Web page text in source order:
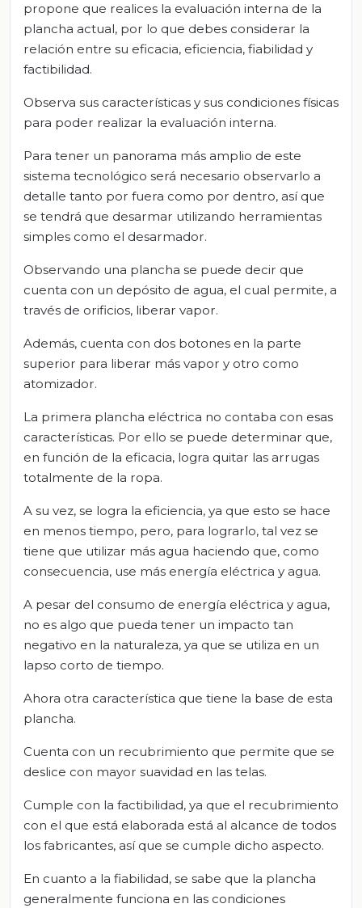
propone que realices la evaluación interna de la
plancha actual, por lo que debes considerar la
relación entre su eficacia, eficiencia, fiabilidad y
factibilidad.
Observa sus características y sus condiciones físicas
para poder realizar la evaluación interna.
Para tener un panorama más amplio de este
sistema tecnológico será necesario observarlo a
detalle tanto por fuera como por dentro, así que
se tendrá que desarmar utilizando herramientas
simples como el desarmador.
Observando una plancha se puede decir que
cuenta con un depósito de agua, el cual permite, a
través de orificios, liberar vapor.
Además, cuenta con dos botones en la parte
superior para liberar más vapor y otro como
atomizador.
La primera plancha eléctrica no contaba con esas
características. Por ello se puede determinar que,
en función de la eficacia, logra quitar las arrugas
totalmente de la ropa.
A su vez, se logra la eficiencia, ya que esto se hace
en menos tiempo, pero, para lograrlo, tal vez se
tiene que utilizar más agua haciendo que, como
consecuencia, use más energía eléctrica y agua.
A pesar del consumo de energía eléctrica y agua,
no es algo que pueda tener un impacto tan
negativo en la naturaleza, ya que se utiliza en un
lapso corto de tiempo.
Ahora otra característica que tiene la base de esta
plancha.
Cuenta con un recubrimiento que permite que se
deslice con mayor suavidad en las telas.
Cumple con la factibilidad, ya que el recubrimiento
con el que está elaborada está al alcance de todos
los fabricantes, así que se cumple dicho aspecto.
En cuanto a la fiabilidad, se sabe que la plancha
generalmente funciona en las condiciones